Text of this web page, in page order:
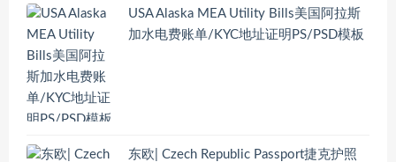
USA Alaska MEA Utility Bills美国阿拉斯
加水电费账单/KYC地址证明PS/PSD模板
东欧| Czech Republic Passport捷克护照